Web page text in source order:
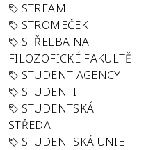
STREAM
STROMEČEK
STŘELBA NA
FILOZOFICKÉ FAKULTĚ
STUDENT AGENCY
STUDENTI
STUDENTSKÁ
STŘEDA
STUDENTSKÁ UNIE